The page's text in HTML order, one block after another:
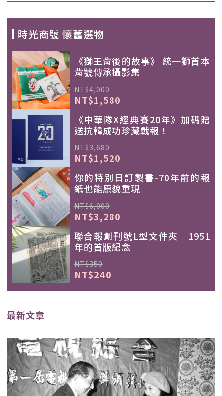
時光商號 懷舊選物
《獅王背後的故事》 統一獅首本
背號傳承攝影集
NT$4,000
NT$1,580
《中華隊X經典賽20年》加碼贈
送抗韓成功珍藏戰報！
NT$3,680
NT$1,520
你的特別日訂製書-70年前的報
紙也能原貌重現
NT$6,000
NT$3,280
聯合報創刊號L型文件夾｜1951
年的首版紀念
NT$350
NT$240
最新文章